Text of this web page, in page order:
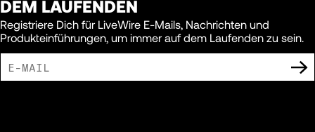
DEM LAUFENDEN
Registriere Dich für LiveWire E-Mails, Nachrichten und
Produkteinführungen, um immer auf dem Laufenden zu sein.